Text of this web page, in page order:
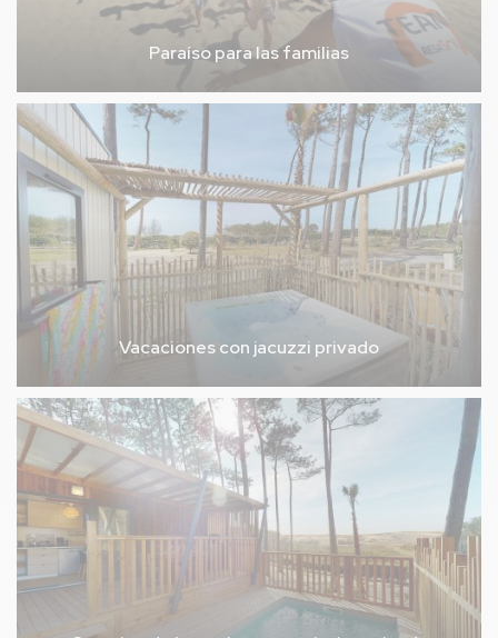
Paraíso para las familias
Vacaciones con jacuzzi privado